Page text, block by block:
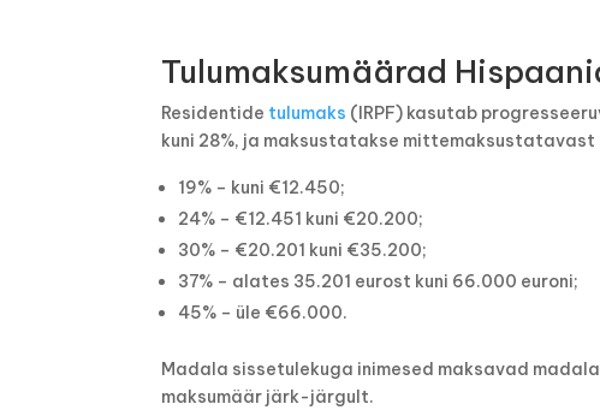
Tulumaksumäärad
Residentide tulumaks (IRPF) kasutab
kuni 28%, ja maksustatakse
19% – kuni €12.450;
24% – €12.451 kuni €20.200;
30% – €20.201 kuni €35.200;
37% – alates 35.201 eurost kuni 66.000 euroni;
45% – üle €66.000.
Madala sissetulekuga inimesed maksavad
maksumäär järk-järgult.